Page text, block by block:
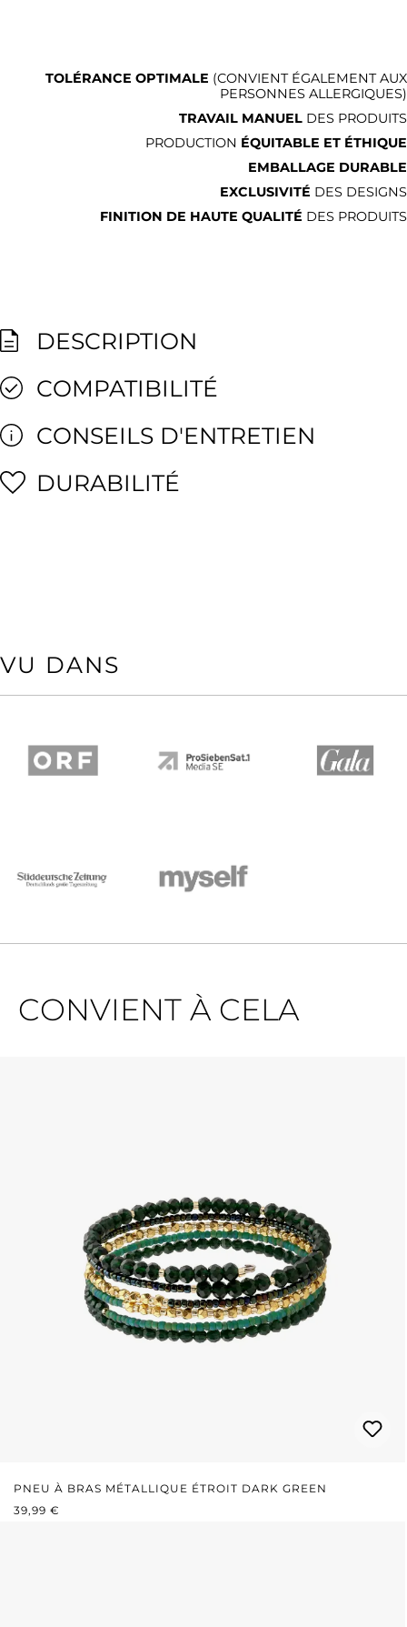
TOLÉRANCE OPTIMALE (CONVIENT ÉGALEMENT AUX
PERSONNES ALLERGIQUES)
TRAVAIL MANUEL DES PRODUITS
PRODUCTION ÉQUITABLE ET ÉTHIQUE
EMBALLAGE DURABLE
EXCLUSIVITÉ DES DESIGNS
FINITION DE HAUTE QUALITÉ DES PRODUITS
DESCRIPTION
COMPATIBILITÉ
CONSEILS D'ENTRETIEN
DURABILITÉ
VU DANS
CONVIENT À CELA
PNEU À BRAS MÉTALLIQUE ÉTROIT DARK GREEN
PRIX RÉGULIER :
39,99 €